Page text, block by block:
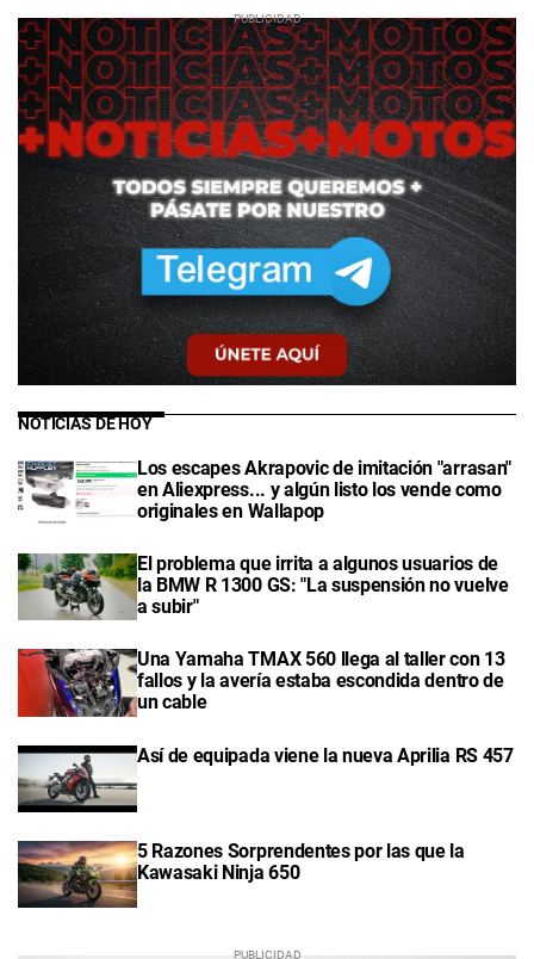
NOTICIAS DE HOY
Los escapes Akrapovic de imitación "arrasan"
en Aliexpress... y algún listo los vende como
originales en Wallapop
El problema que irrita a algunos usuarios de
la BMW R 1300 GS: "La suspensión no vuelve
a subir"
Una Yamaha TMAX 560 llega al taller con 13
fallos y la avería estaba escondida dentro de
un cable
Así de equipada viene la nueva Aprilia RS 457
5 Razones Sorprendentes por las que la
Kawasaki Ninja 650